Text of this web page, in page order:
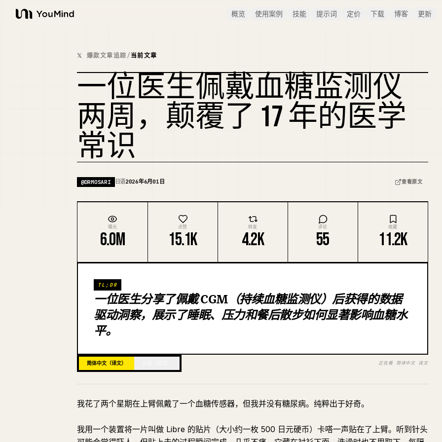
YouMind
概览 使用案例 技能 提示词 定价 下载 博客 更新
𝕏 爆款文章追踪/当前文章
一位医生佩戴血糖监测仪
两周，颠覆了 17 年的医学
常识
@DRMOSARI 日语2026年6月01日 查看原文
曝光
6.0M
点赞
15.1K
转发
4.2K
评论
55
收藏
11.2K
TL;DR
一位医生分享了佩戴 CGM（持续血糖监测仪）后获得的数据
驱动洞察，展示了睡眠、压力和餐后散步如何显著影响血糖水
平。
简体中文（译文） 正在看 简体中文 译文
我花了两个星期在上臂佩戴了一个血糖传感器，但我并没有糖尿病。纯粹出于好奇。
我用一个装置将一片叫做 Libre 的贴片（大小约一枚 500 日元硬币）卡嗒一声贴在了上臂。听到针头